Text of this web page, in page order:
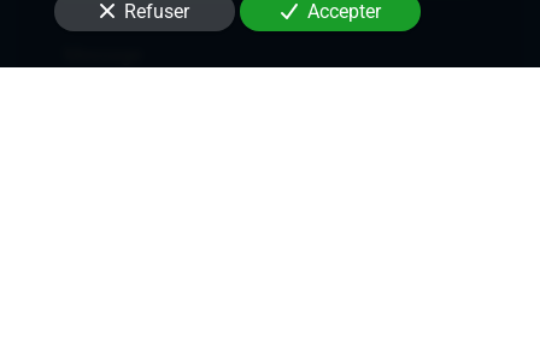
Refuser Accepter